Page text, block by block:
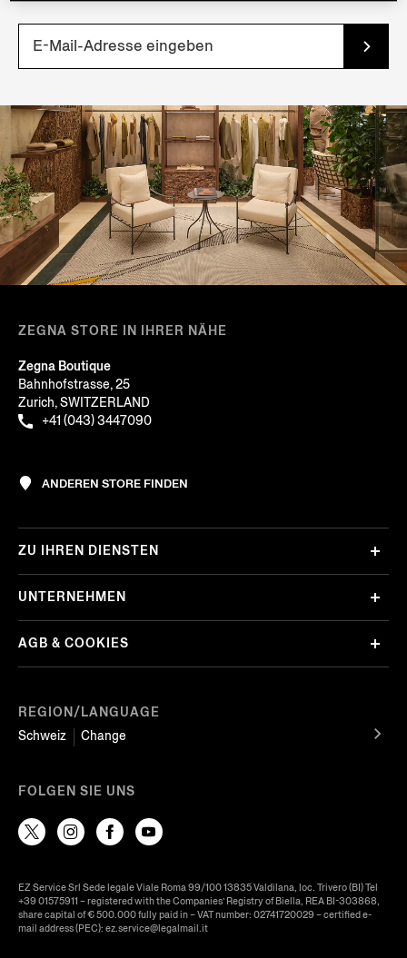
ZEGNA STORE IN IHRER NÄHE
Zegna Boutique
Bahnhofstrasse, 25
Zurich, SWITZERLAND
+41 (043) 3447090
ANDEREN STORE FINDEN
REGION/LANGUAGE
Schweiz
Change
ZU IHREN DIENSTEN
UNTERNEHMEN
AGB & COOKIES
FOLGEN SIE UNS
EZ Service Srl Sede legale Viale Roma 99/100 13835 Valdilana, loc. Trivero (BI) Tel
+39 01575911 – registered with the Companies’ Registry of Biella, REA BI-303868,
share capital of € 500.000 fully paid in – VAT number: 02741720029 – certified e-
mail address (PEC): ez.service@legalmail.it